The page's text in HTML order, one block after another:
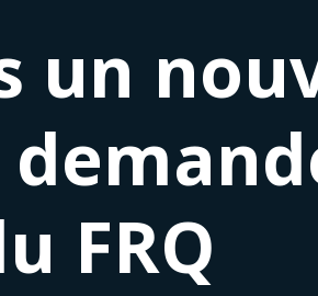
un
FRQ